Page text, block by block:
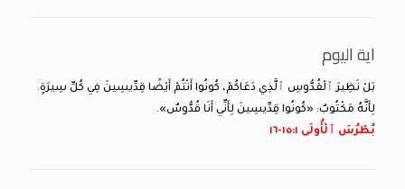
اية اليوم
بَلْ نَظِيرَ ٱلْقُدُّوسِ ٱلَّذِي دَعَاكُمْ، كُونُوا أَنْتُمْ أَيْضًا قِدِّيسِينَ فِي كُلِّ سِيرَةٍ.
لِأَنَّهُ مَكْتُوبٌ: «كُونُوا قِدِّيسِينَ لِأَنِّي أَنَا قُدُّوسٌ».
بُطْرُسَ ٱلْأُولَى ١:‏١٥-‏١٦